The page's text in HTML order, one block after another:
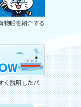
物船を紹介する
く説明したパ